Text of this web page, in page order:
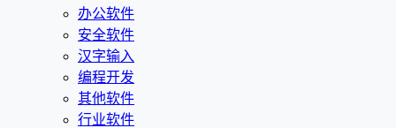
办公软件
安全软件
汉字输入
编程开发
其他软件
行业软件